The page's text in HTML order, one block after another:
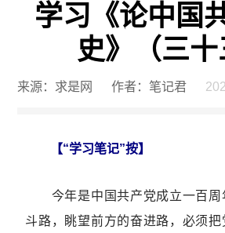
学习《论中国
史》（三十
来源：求是网 作者：笔记君
【“学习笔记”按】
今年是中国共产党成立一百周
斗路，眺望前方的奋进路，必须把